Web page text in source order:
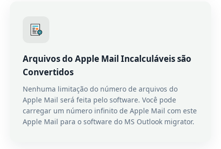
Arquivos do Apple Mail Incalculáveis ​​são
Convertidos
Nenhuma limitação do número de arquivos do
Apple Mail será feita pelo software. Você pode
carregar um número infinito de Apple Mail com este
Apple Mail para o software do MS Outlook migrator.